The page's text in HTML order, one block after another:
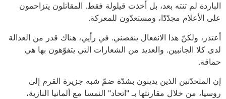
الباردة لم تنته بعد، بل أخذت قيلولة فقط. المقاتلون يتزاحمون
على الأعلام مجدّدًا، ومستعدّون للمعركة.
أعتذر، ولكنّ هذا الانفعال ينقصني. في رأيي، هناك قدر من العدالة
لدى كلا الجانبين. والعديد من الشعارات التي يتفوّهون بها هي
حماقة.
إن المتحدّثين الذين يدينون بشدّة ضمّ شبه جزيرة القرم إلى
روسيا، من خلال مقارنتها بـ "اتحاد" النمسا مع ألمانيا النازية،